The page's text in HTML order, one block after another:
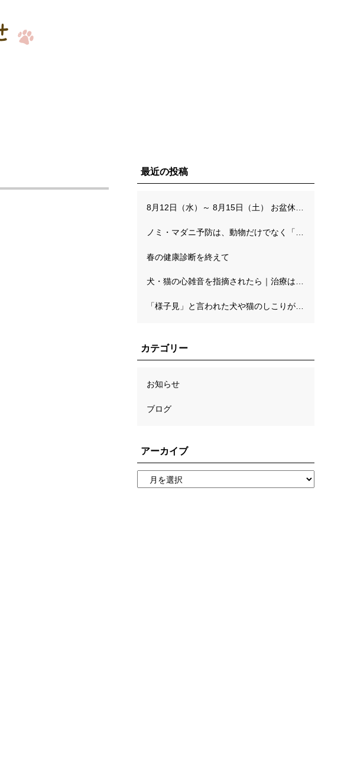
最近の投稿
8月12日（水）～ 8月15日（土） お盆休みのお知らせ
春の健康診断を終えて
カテゴリー
お知らせ
ブログ
アーカイブ